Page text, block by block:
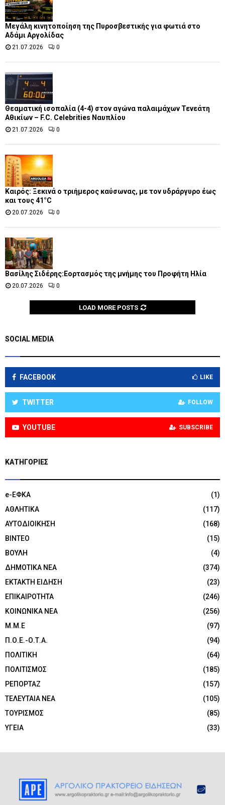
Μεγάλη κινητοποίηση της Πυροσβεστικής για φωτιά στο
Αδάμι Αργολίδας
21.07.2026 0
Θεαματική ισοπαλία (4-4) στον αγώνα παλαιμάχων Τενεάτη
Αθικίων – F.C. Celebrities Ναυπλίου
21.07.2026 0
Καιρός: Ξεκινά ο τριήμερος καύσωνας, με τον υδράργυρο έως
και τους 41°C
20.07.2026 0
Βασίλης Σιδέρης:Εορτασμός της μνήμης του Προφήτη Ηλία
20.07.2026 0
LOAD MORE POSTS
SOCIAL MEDIA
FACEBOOK LIKE
TWITTER FOLLOW
YOUTUBE SUBSCRIBE
KΑΤΗΓΟΡΊΕΣ
e-ΕΦΚΑ
(1)
ΑΘΛΗΤΙΚΑ
(117)
ΑΥΤΟΔΙΟΙΚΗΣΗ
(168)
ΒΙΝΤΕΟ
(15)
ΒΟΥΛΗ
(4)
ΔΗΜΟΤΙΚΑ ΝΕΑ
(374)
ΕΚΤΑΚΤΗ ΕΙΔΗΣΗ
(23)
ΕΠΙΚΑΙΡΟΤΗΤΑ
(246)
ΚΟΙΝΩΝΙΚΑ ΝΕΑ
(256)
Μ.Μ.Ε
(97)
Π.Ο.Ε.-Ο.Τ.Α.
(94)
ΠΟΛΙΤΙΚΗ
(64)
ΠΟΛΙΤΙΣΜΟΣ
(185)
ΡΕΠΟΡΤΑΖ
(157)
ΤΕΛΕΥΤΑΙΑ ΝΕΑ
(105)
ΤΟΥΡΙΣΜΟΣ
(85)
ΥΓΕΙΑ
(33)